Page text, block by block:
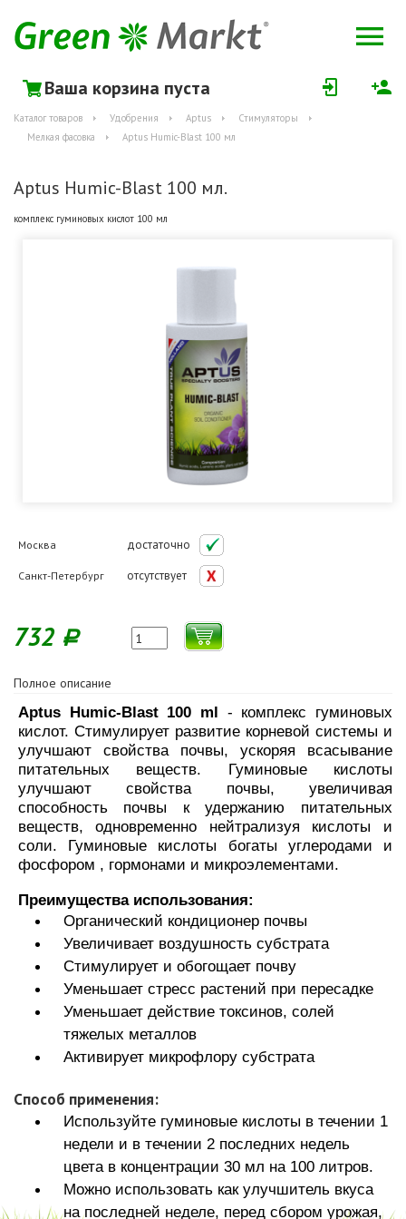
Ваша корзина пуста
Каталог товаров Удобрения Aptus
Стимуляторы
Мелкая фасовка
Aptus Humic-Blast 100 мл
Aptus Humic-Blast 100 мл.
комплекс гуминовых кислот 100 мл
Москва достаточно
Санкт-Петербург отсутствует
732 Р
Полное описание
Aptus Humic-Blast 100 ml - комплекс гуминовых
кислот. Стимулирует развитие корневой системы и
улучшают свойства почвы, ускоряя всасывание
питательных веществ. Гуминовые кислоты
улучшают свойства почвы, увеличивая
способность почвы к удержанию питательных
веществ, одновременно нейтрализуя кислоты и
соли. Гуминовые кислоты богаты углеродами и
фосфором , гормонами и микроэлементами.
Преимущества использования:
Органический кондиционер почвы
Увеличивает воздушность субстрата
Стимулирует и обогощает почву
Уменьшает стресс растений при пересадке
Уменьшает действие токсинов, солей
тяжелых металлов
Активирует микрофлору субстрата
Способ применения:
Используйте гуминовые кислоты в течении 1
недели и в течении 2 последних недель
цвета в концентрации 30 мл на 100 литров.
Можно использовать как улучшитель вкуса
на последней неделе, перед сбором урожая,